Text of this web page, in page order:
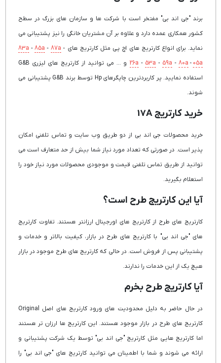
برند "جی اند بی" مفتخر است با شرکت ها و سازمان های بزرگ در سطح
کشور همکاری عمده دارد و علاوه بر آن مشتریان خانگی را نیز پشتیبانی می
نماید. برای انواع کارتریج های اچ پی مثل کارتریج های
83a -85a - 87a -
26a - 53a - 59a - 80a - 05a
و ... می توانید از کارتریج های لیزری G&B
استفاده نمایید. پر کاربردترین چاپگرهای Hp توسط برند G&B پشتیبانی می
شوند.
خرید کارتریج 17A
خرید محصولات جی اند بی از دو طریق وب سایت و تماس تلفنی امکان
پذیر است. در صورتی که تعداد مورد نیاز شما بیش از حد متعارف است می
توانید از طریق تماس تلفنی قیمت و موجودی محصولات مورد نیاز خود را
استعلام بگیرید.
آیا این کارتریج طرح است؟
کارتریج های طرح از کارتریج های اورجینال ارزانتر هستند. تفاوت کارتریج
های "جی اند بی" با کارتریج های طرح در بازار، کیفیت بالاتر و خدمات و
پشتیبانی پس از فروش است. در حالی که کارتریج های طرح موجود در بازار
هیچ یک از این خدمات را ندارند.
آیا کارتریج طرح بخرم
در حال حاضر به دلیل محدودیت های ورود کارتریج های اصل Original
کارتریج های طرح در بازار موجود هستند. این کارتریج ها ارزان تر هستند
اما کارتریج هایی مثل کارتریج "جی اند بی" توسط یک شرکت پشتیبانی و
ارائه می شوند و شما با اطمینان می توانید کارتریج های "جی اند بی" را